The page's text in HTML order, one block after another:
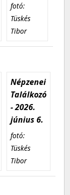
fotó:
Tüskés
Tibor
Népzenei
Találkozó
- 2026.
június 6.
fotó:
Tüskés
Tibor